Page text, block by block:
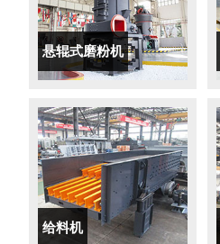
悬辊式磨粉机
给料机